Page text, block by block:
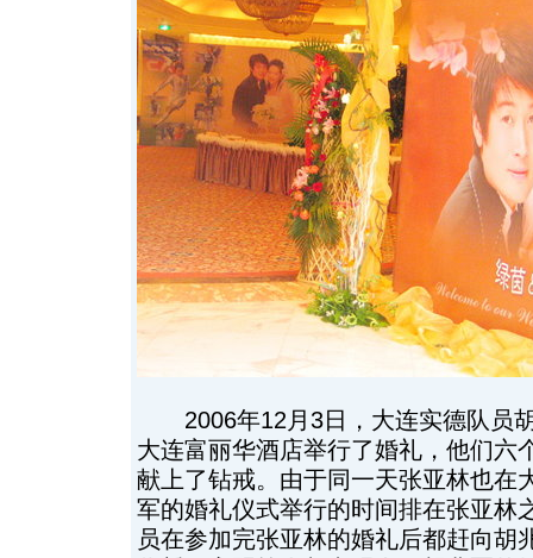
2006年12月3日，大连实德队员
大连富丽华酒店举行了婚礼，他们六
献上了钻戒。由于同一天张亚林也在
军的婚礼仪式举行的时间排在张亚林
员在参加完张亚林的婚礼后都赶向胡